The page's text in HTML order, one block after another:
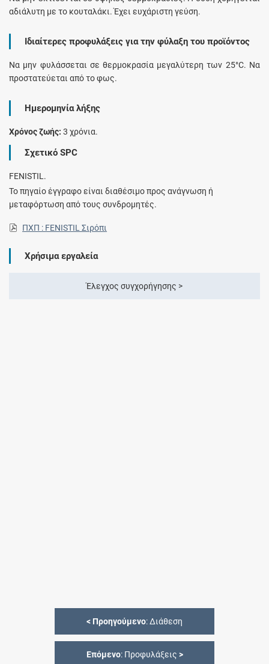
αδιάλυτη με το κουταλάκι. Έχει ευχάριστη γεύση.
Ιδιαίτερες προφυλάξεις για την φύλαξη του προϊόντος
Να μην φυλάσσεται σε θερμοκρασία μεγαλύτερη των 25°C. Να
προστατεύεται από το φως.
Ημερομηνία λήξης
Χρόνος ζωής: 3 χρόνια.
Σχετικό SPC
FENISTIL.
Το πηγαίο έγγραφο είναι διαθέσιμο προς ανάγνωση ή
μεταφόρτωση από τους συνδρομητές.
ΠΧΠ : FENISTIL Σιρόπι
Χρήσιμα εργαλεία
Έλεγχος συγχορήγησης >
< Προηγούμενο: Διάθεση
Επόμενο: Προφυλάξεις >